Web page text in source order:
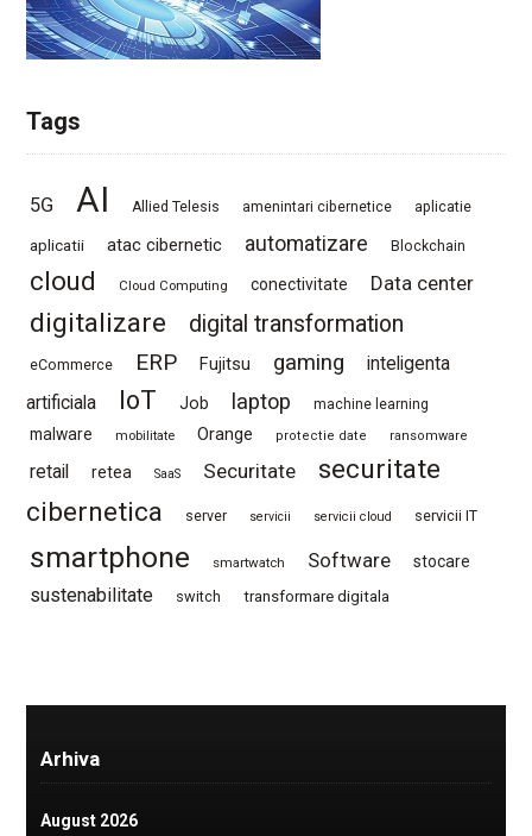
Tags
5G AI Allied Telesis amenintari cibernetice aplicatie
aplicatii atac cibernetic automatizare Blockchain
cloud Cloud Computing conectivitate Data center
digitalizare digital transformation
eCommerce ERP Fujitsu gaming
inteligenta
artificiala
IoT Job laptop machine learning
malware mobilitate Orange protectie date ransomware
retail retea SaaS Securitate
securitate
cibernetica
server servicii servicii cloud servicii IT
smartphone smartwatch Software stocare
sustenabilitate switch transformare digitala
Arhiva
August 2026